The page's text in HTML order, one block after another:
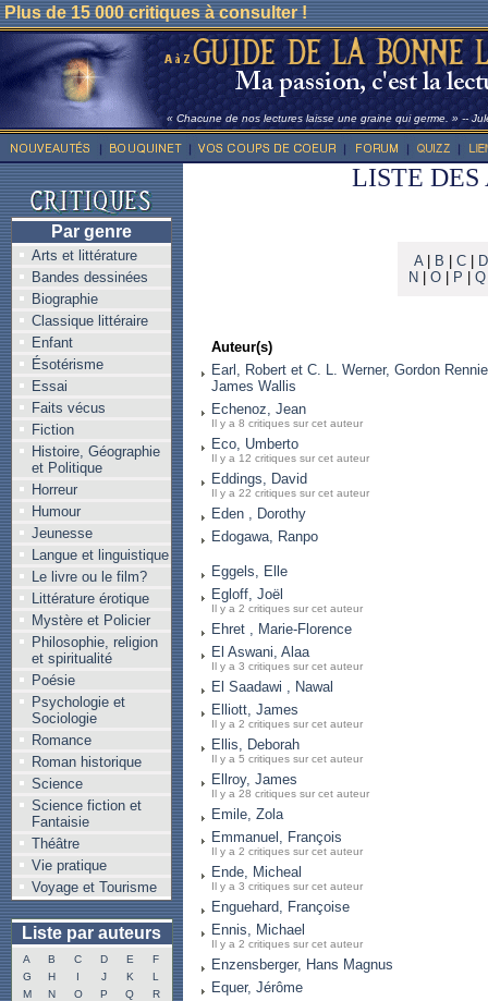
Plus de 15 000 critiques à consulter !
« Chacune de nos lectures laisse une graine qui germe. » --
Par genre
Arts et littérature
Bandes dessinées
Biographie
Classique littéraire
Enfant
Ésotérisme
Essai
Faits vécus
Fiction
Histoire, Géographie
et Politique
Horreur
Humour
Jeunesse
Langue et linguistique
Le livre ou le film?
Littérature érotique
Mystère et Policier
Philosophie, religion
et spiritualité
Poésie
Psychologie et
Sociologie
Romance
Roman historique
Science
Science fiction et
Fantaisie
Théâtre
Vie pratique
Voyage et Tourisme
Liste par auteurs
A B C D E
F
G
H I J K
L
M
N O P Q
R
LISTE DES
A| B C
D
N
O| P Q
Auteur(s)
Earl, Robert et C. L. Werner, Gordon
James Wallis
Echenoz, Jean
Il y a 8 critiques sur cet auteur
Eco, Umberto
Il y a 12 critiques sur cet auteur
Eddings, David
Il y a 22 critiques sur cet auteur
Eden , Dorothy
Edogawa, Ranpo
Eggels, Elle
Egloff, Joël
Il y a 2 critiques sur cet auteur
Ehret , Marie-Florence
El Aswani, Alaa
Il y a 3 critiques sur cet auteur
El Saadawi , Nawal
Elliott, James
Il y a 2 critiques sur cet auteur
Ellis, Deborah
Il y a 5 critiques sur cet auteur
Ellroy, James
Il y a 28 critiques sur cet auteur
Emile, Zola
Emmanuel, François
Il y a 2 critiques sur cet auteur
Ende, Micheal
Il y a 3 critiques sur cet auteur
Enguehard, Françoise
Ennis, Michael
Il y a 2 critiques sur cet auteur
Enzensberger, Hans Magnus
Equer, Jérôme